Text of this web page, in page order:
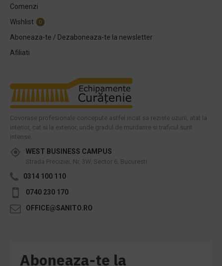
Comenzi
Wishlist
0
Aboneaza-te / Dezaboneaza-te la newsletter
Afiliati
Covorase profesionale concepute astfel incat sa reziste uzurii, atat la
interior, cat si la exterior, unde gradul de murdarire si traficul sunt
intense.
WEST BUSINESS CAMPUS
Strada Preciziei, Nr, 3W, Sector 6, Bucuresti
0314 100 110
0740 230 170
OFFICE@SANITO.RO
Aboneaza-te la